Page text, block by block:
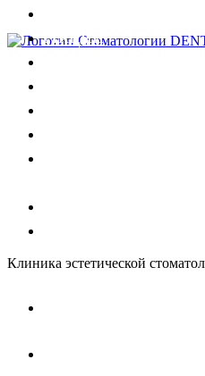
Акции
Клиника эстетической